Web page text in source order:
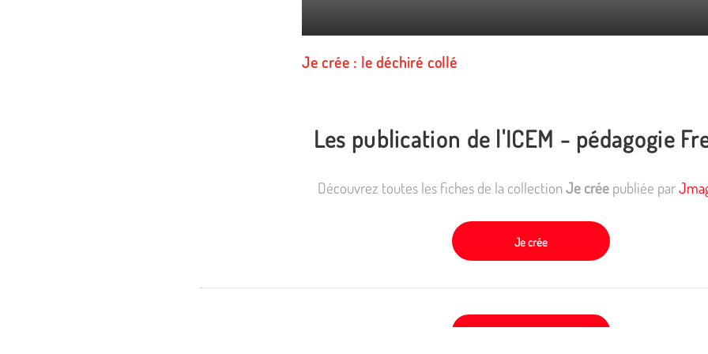
Je crée : le déchiré collé
Les publication de l'ICEM - pédagogie
Découvrez toutes les fiches de la collection Je crée publiée par
Je crée